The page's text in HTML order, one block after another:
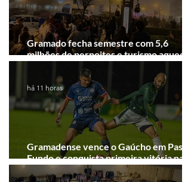
Gramado fecha semestre com 5,6
milhões de pernoites e turismo
Junho desponta!
Gramadense vence o Gaúcho em Passo
Fundo e conquista primeira vitória na
Série A2
há 11 horas